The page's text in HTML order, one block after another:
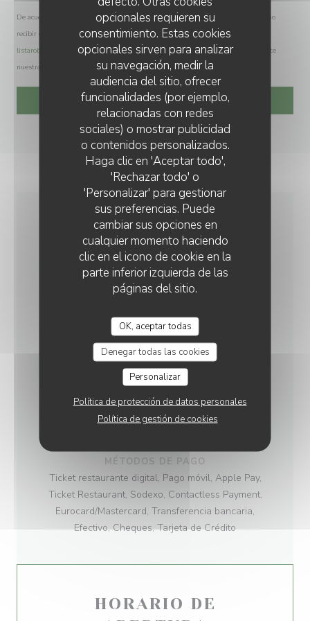
opcionales requieren su
consentimiento. Estas cookies
opcionales sirven para analizar
su navegación, medir la
audiencia del sitio, ofrecer
funcionalidades (por ejemplo,
relacionadas con redes
sociales) o mostrar publicidad
o contenidos personalizados.
Haga clic en 'Aceptar todo',
'Rechazar todo' o
'Personalizar' para gestionar
sus preferencias. Puede
cambiar sus opciones en
cualquier momento haciendo
clic en el icono de cookie en la
parte inferior izquierda de las
páginas del sitio.
OK, aceptar todas
Denegar todas las cookies
Personalizar
Política de protección de datos personales
Política de gestión de cookies
De acuerdo con la normativa de protección de datos, puede ejercer su derecho a no
recibir comunicaciones comerciales inscribiéndose en la Lista Robinson:
listarobinson.es
. Para más información sobre el tratamiento de sus datos, consulte
nuestra
política de privacidad
INFORMACIÓN
GENERAL
COCINA
vegetariano, Francesa
TIPO DE NEGOCIO
Restaurant Ecoresponsable
SERVICIOS
Salón de Té, Pedido para Llevar, Desayuno
MÉTODOS DE PAGO
Ticket restaurante digital, Pago móvil, Apple Pay,
Ticket Restaurant, Sodexo, Contactless Payment,
Eurocard/Mastercard, Transferencia bancaria,
Efectivo, Cheques, Tarjeta de Crédito
HORARIO DE
RESTAURANT CLAIRE'MARAIS